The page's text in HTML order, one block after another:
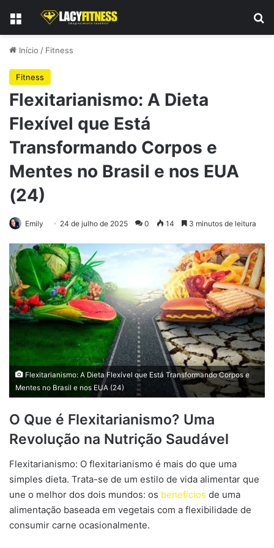
Menu
Início / Fitness
Fitness
Flexitarianismo: A Dieta
Flexível que Está
Transformando Corpos e
Mentes no Brasil e nos EUA
(24)
Emily 24 de julho de 2025 0 14 3 minutos de leitura
Flexitarianismo: A Dieta Flexível que Está Transformando Corpos e
Mentes no Brasil e nos EUA (24)
O Que é Flexitarianismo? Uma
Revolução na Nutrição Saudável
Flexitarianismo: O flexitarianismo é mais do que uma
simples dieta. Trata-se de um estilo de vida alimentar que
une o melhor dos dois mundos: os benefícios de uma
alimentação baseada em vegetais com a flexibilidade de
consumir carne ocasionalmente.